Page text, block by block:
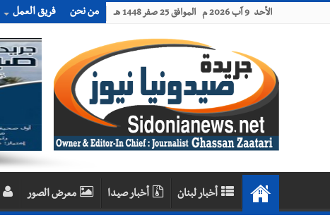
الأحد 9 آب 2026 م الموافق 25 صفر 1448 هـ من نحن فريق العمل
أخبار لبنان أخبار صيدا معرض الصور